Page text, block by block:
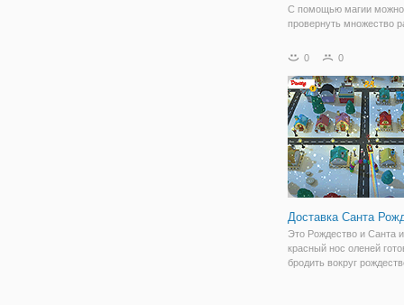
С помощью магии можно
провернуть множество
своей мечты. В онлайн
Мечты" вы поможете
такую операцию молодой
девушке-ведьмочке.
0 0
Доставка Санта
Это Рождество и Санта
красный нос оленей
бродить вокруг